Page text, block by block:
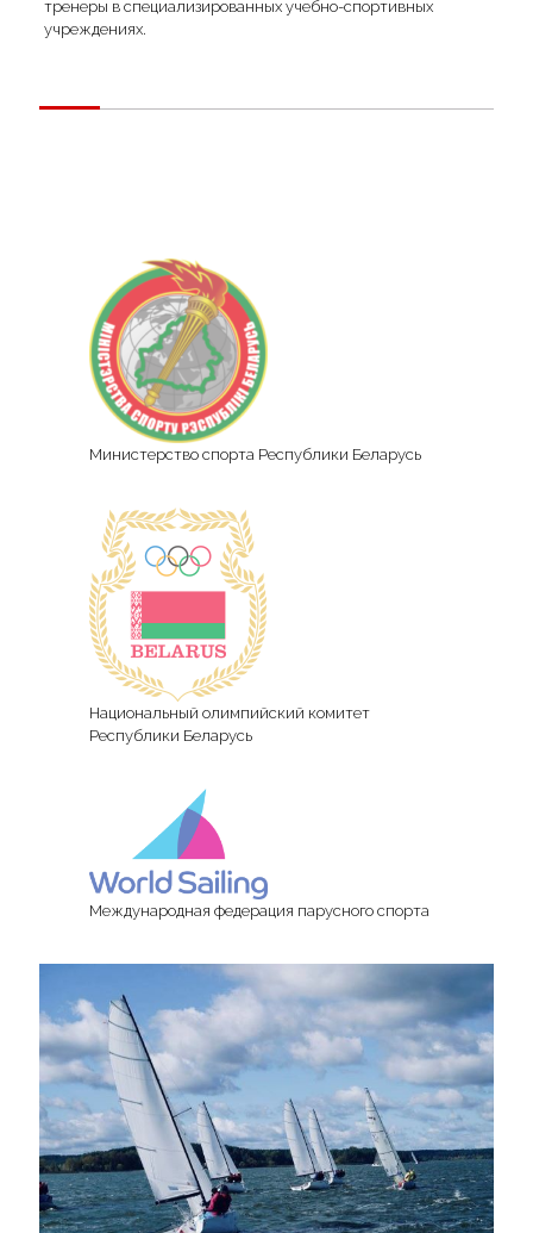
тренеры в специализированных учебно-спортивных
учреждениях.
Министерство спорта Республики Беларусь
Национальный олимпийский комитет
Республики Беларусь
Международная федерация парусного спорта